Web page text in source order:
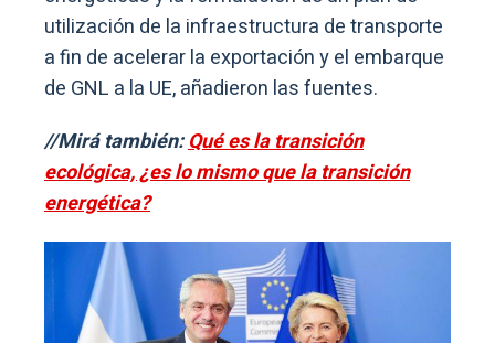
utilización de la infraestructura de transporte
a fin de acelerar la exportación y el embarque
de GNL a la UE, añadieron las fuentes.
//Mirá también:Qué es la transición
ecológica, ¿es lo mismo que la transición
energética?